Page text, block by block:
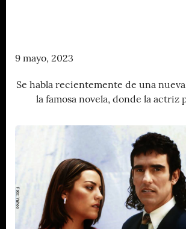
9 mayo, 2023
Se habla recientemente de una
la famosa novela, donde la actriz